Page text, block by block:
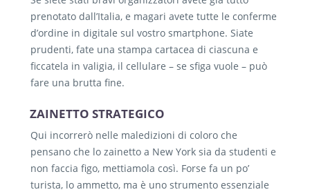
prenotato dall’Italia, e magari avete tutte le conferme
d’ordine in digitale sul vostro smartphone. Siate
prudenti, fate una stampa cartacea di ciascuna e
ficcatela in valigia, il cellulare – se sfiga vuole – può
fare una brutta fine.
ZAINETTO STRATEGICO
Qui incorrerò nelle maledizioni di coloro che
pensano che lo zainetto a New York sia da studenti e
non faccia figo, mettiamola così. Forse fa un po’
turista, lo ammetto, ma è uno strumento essenziale